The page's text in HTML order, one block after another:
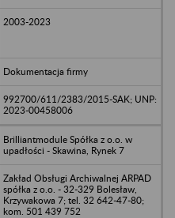
2003-2023
Dokumentacja firmy
992700/611/2383/2015-SAK; UNP:
2023-00458006
Brilliantmodule Spółka z o.o. w
upadłości - Skawina, Rynek 7
Zakład Obsługi Archiwalnej ARPAD
spółka z o.o. - 32-329 Bolesław,
Krzywakowa 7; tel. 32 642-47-80;
kom. 501 439 752